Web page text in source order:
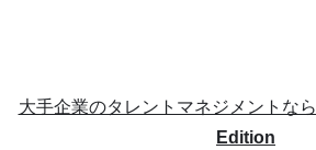
大手企業のタレントマネジメントなら
Edition